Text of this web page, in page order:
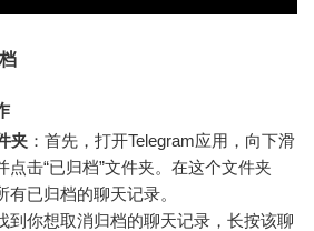
夹 ：首先，打开Telegram应用，向下滑
点击“已归档”文件夹。在这个文件夹
已归档的聊天记录。
到你想取消归档的聊天记录，长按该聊